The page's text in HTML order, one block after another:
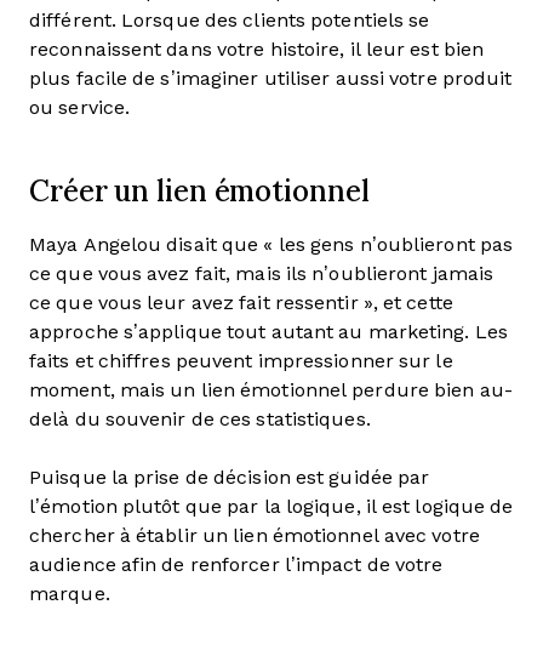
différent. Lorsque des clients potentiels se
reconnaissent dans votre histoire, il leur est bien
plus facile de s’imaginer utiliser aussi votre produit
ou service.
Créer un lien émotionnel
Maya Angelou disait que « les gens n’oublieront pas
ce que vous avez fait, mais ils n’oublieront jamais
ce que vous leur avez fait ressentir », et cette
approche s’applique tout autant au marketing. Les
faits et chiffres peuvent impressionner sur le
moment, mais un lien émotionnel perdure bien au-
delà du souvenir de ces statistiques.
Puisque la prise de décision est guidée par
l’émotion plutôt que par la logique, il est logique de
chercher à établir un lien émotionnel avec votre
audience afin de renforcer l’impact de votre
marque.